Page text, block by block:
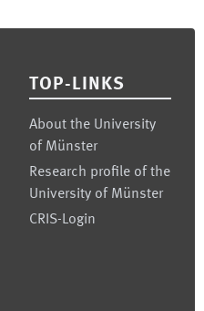
TOP-LINKS
About the University
of Münster
Research profile of the
University of Münster
CRIS-Login